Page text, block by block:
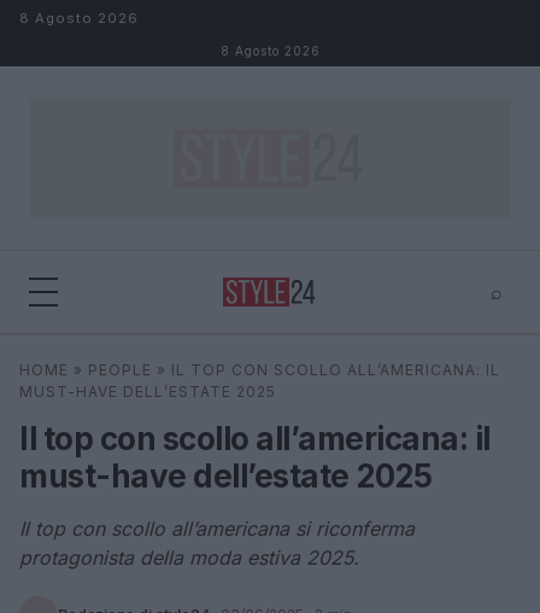
Salta al contenuto
8 Agosto 2026
8 Agosto 2026
⌕
Cerca ⌕ ×
HOME » PEOPLE » IL TOP CON SCOLLO ALL’AMERICANA: IL
MUST-HAVE DELL’ESTATE 2025
Il top con scollo all’americana: il
must-have dell’estate 2025
Il top con scollo all’americana si riconferma
protagonista della moda estiva 2025.